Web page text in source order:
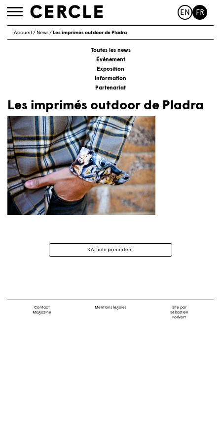
Toggle
EN FR
Accueil / News/ Les imprimés outdoor de Pladra
Toutes les news
Événement
Exposition
Information
Partenariat
Les imprimés outdoor de Pladra
Navigation
Article précédent
Contact
Magazine
Mentions légales
Site par
Sébastien
Poilvert